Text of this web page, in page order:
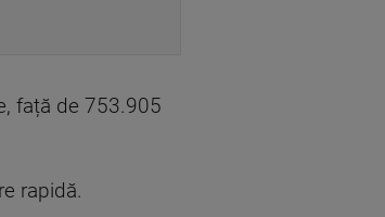
față de 753.905
rapidă.